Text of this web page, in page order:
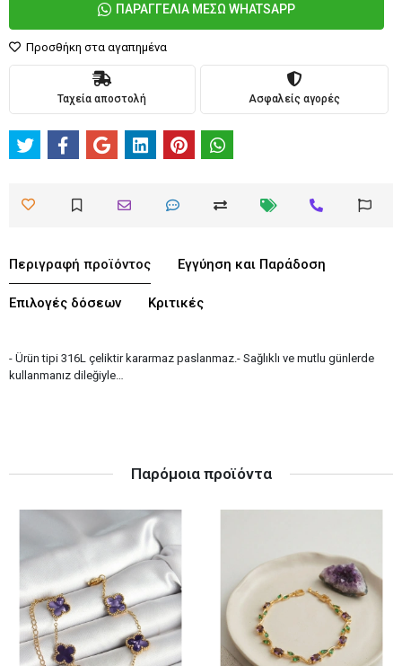
ΠΑΡΑΓΓΕΛΙΑ ΜΕΣΩ WHATSAPP
Προσθήκη στα αγαπημένα
Ταχεία αποστολή Ασφαλείς αγορές
Περιγραφή προϊόντος Εγγύηση και Παράδοση
Επιλογές δόσεων Κριτικές
- Ürün tipi 316L çeliktir kararmaz paslanmaz.- Sağlıklı ve mutlu günlerde
kullanmanız dileğiyle…
Παρόμοια προϊόντα